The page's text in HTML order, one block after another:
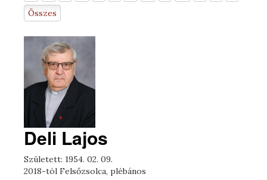
Összes
Deli Lajos
Született: 1954. 02. 09.
2018-tól Felsőzsolca, plébános